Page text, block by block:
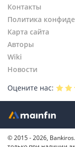
Новосибирск
Воронеж
Пермь
Казань
Самара
Челябинск
Приютное
Садовое
Краснодар
Саратов
Тюмень
Контакты
Политика
Карта сайта
Авторы
Wiki
Новости
Оцените нас:
© 2015 - 2026,